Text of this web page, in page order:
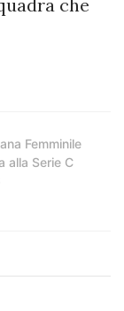
che
Femminile
alla Serie C